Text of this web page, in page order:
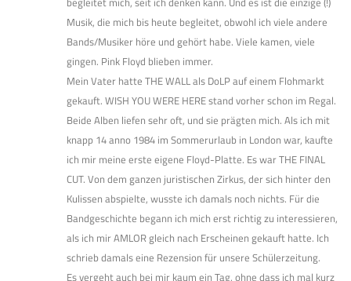
Musik, die mich bis heute begleitet, obwohl ich viele andere
Bands/Musiker höre und gehört habe. Viele kamen, viele
gingen. Pink Floyd blieben immer.
Mein Vater hatte THE WALL als DoLP auf einem Flohmarkt
gekauft. WISH YOU WERE HERE stand vorher schon im Regal.
Beide Alben liefen sehr oft, und sie prägten mich. Als ich mit
knapp 14 anno 1984 im Sommerurlaub in London war, kaufte
ich mir meine erste eigene Floyd-Platte. Es war THE FINAL
CUT. Von dem ganzen juristischen Zirkus, der sich hinter den
Kulissen abspielte, wusste ich damals noch nichts. Für die
Bandgeschichte begann ich mich erst richtig zu interessieren,
als ich mir AMLOR gleich nach Erscheinen gekauft hatte. Ich
schrieb damals eine Rezension für unsere Schülerzeitung.
Es vergeht auch bei mir kaum ein Tag, ohne dass ich mal kurz